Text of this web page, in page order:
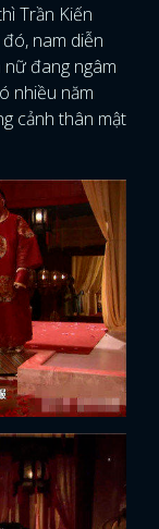
Trần Kiến
nam diễn
nữ đang ngâm
nhiều năm
cảnh thân mật